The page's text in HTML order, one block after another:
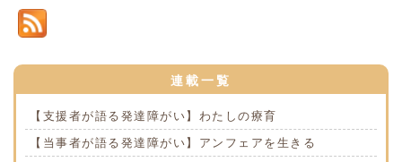
連載一覧
【支援者が語る発達障がい】わたしの療育
【当事者が語る発達障がい】アンフェアを生きる